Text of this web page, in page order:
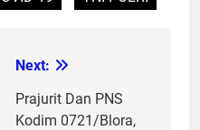
Next:
Prajurit Dan PNS
Kodim 0721/Blora,